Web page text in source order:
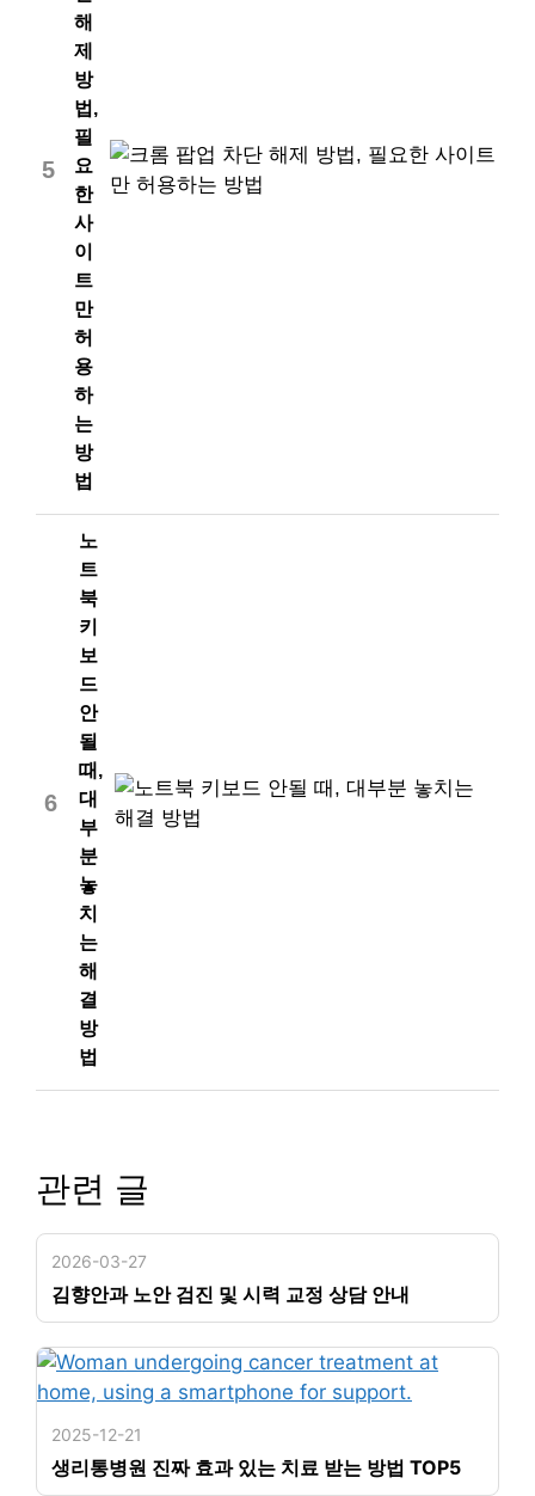
5
해
제
방
법,
필
요
한
사
이
트
만
허
용
하
는
방
법
6
노
트
북
키
보
드
안
될
때,
대
부
분
놓
치
는
해
결
방
법
관련 글
2026-03-27
김향안과 노안 검진 및 시력 교정 상담 안내
2025-12-21
생리통병원 진짜 효과 있는 치료 받는 방법 TOP5